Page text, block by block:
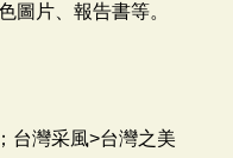
圖片、報告書等。
台灣采風>台灣之美